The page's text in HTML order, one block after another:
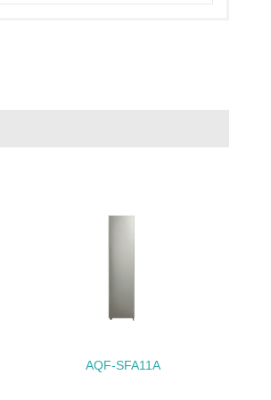
る
る
AQF-SFA11A